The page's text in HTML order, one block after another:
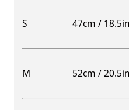
S 47cm / 18.5in
M 52cm / 20.5in
自由入力
レギュ